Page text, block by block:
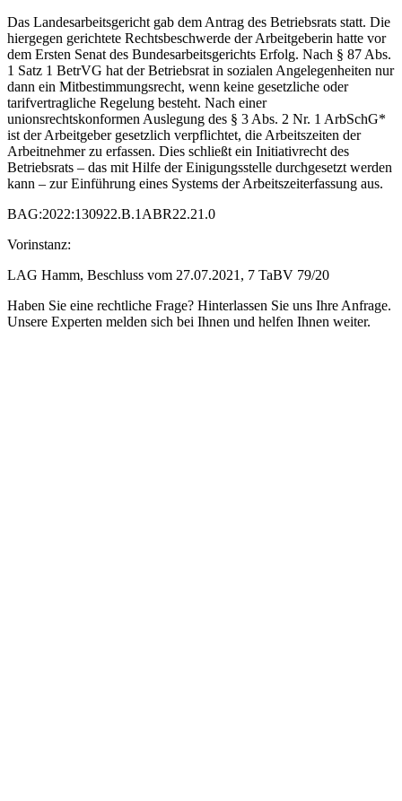
Das Landesarbeitsgericht gab dem Antrag des Betriebsrats statt. Die
hiergegen gerichtete Rechtsbeschwerde der Arbeitgeberin hatte vor
dem Ersten Senat des Bundesarbeitsgerichts Erfolg. Nach § 87 Abs.
1 Satz 1 BetrVG hat der Betriebsrat in sozialen Angelegenheiten nur
dann ein Mitbestimmungsrecht, wenn keine gesetzliche oder
tarifvertragliche Regelung besteht. Nach einer
unionsrechtskonformen Auslegung des § 3 Abs. 2 Nr. 1 ArbSchG*
ist der Arbeitgeber gesetzlich verpflichtet, die Arbeitszeiten der
Arbeitnehmer zu erfassen. Dies schließt ein Initiativrecht des
Betriebsrats – das mit Hilfe der Einigungsstelle durchgesetzt werden
kann – zur Einführung eines Systems der Arbeitszeiterfassung aus.
BAG:2022:130922.B.1ABR22.21.0
Vorinstanz:
LAG Hamm, Beschluss vom 27.07.2021, 7 TaBV 79/20
Haben Sie eine rechtliche Frage? Hinterlassen Sie uns Ihre Anfrage.
Unsere Experten melden sich bei Ihnen und helfen Ihnen weiter.